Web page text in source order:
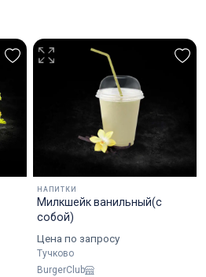
НАПИТКИ
Милкшейк ванильный(с
собой)
Цена по запросу
Тучково
BurgerClub